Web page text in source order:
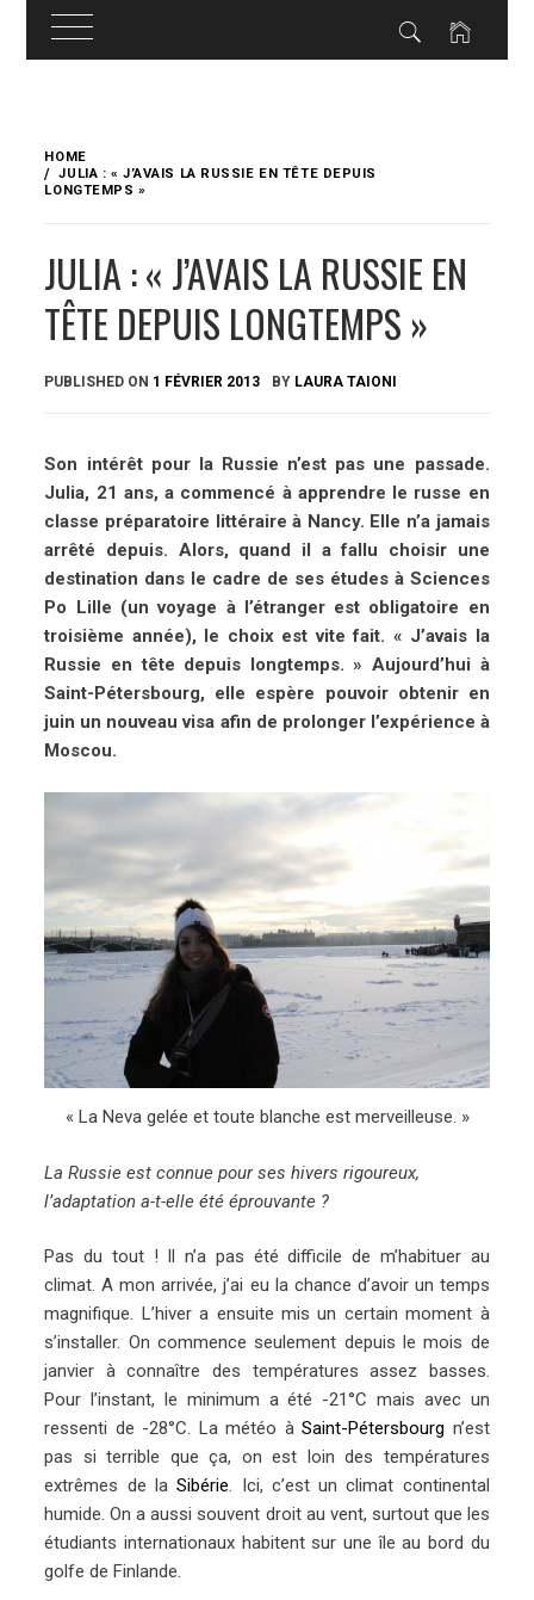
content
HOME
JULIA : « J’AVAIS LA RUSSIE EN TÊTE DEPUIS
LONGTEMPS »
JULIA : « J’AVAIS LA RUSSIE EN
TÊTE DEPUIS LONGTEMPS »
PUBLISHED ON 1 FÉVRIER 2013 BY LAURA TAIONI
Son intérêt pour la Russie n’est pas une passade.
Julia, 21 ans, a commencé à apprendre le russe en
classe préparatoire littéraire à Nancy. Elle n’a jamais
arrêté depuis. Alors, quand il a fallu choisir une
destination dans le cadre de ses études à Sciences
Po Lille (un voyage à l’étranger est obligatoire en
troisième année), le choix est vite fait. « J’avais la
Russie en tête depuis longtemps. » Aujourd’hui à
Saint-Pétersbourg, elle espère pouvoir obtenir en
juin un nouveau visa afin de prolonger l’expérience à
Moscou.
« La Neva gelée et toute blanche est merveilleuse. »
La Russie est connue pour ses hivers rigoureux,
l’adaptation a-t-elle été éprouvante ?
Pas du tout ! Il n’a pas été difficile de m’habituer au
climat. A mon arrivée, j’ai eu la chance d’avoir un temps
magnifique. L’hiver a ensuite mis un certain moment à
s’installer. On commence seulement depuis le mois de
janvier à connaître des températures assez basses.
Pour l’instant, le minimum a été -21°C mais avec un
ressenti de -28°C. La météo àSaint-Pétersbourg n’est
pas si terrible que ça, on est loin des températures
extrêmes de laSibérie. Ici, c’est un climat continental
humide. On a aussi souvent droit au vent, surtout que les
étudiants internationaux habitent sur une île au bord du
golfe de Finlande.